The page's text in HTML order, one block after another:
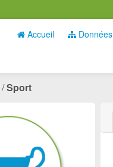
Accueil Données
Sport